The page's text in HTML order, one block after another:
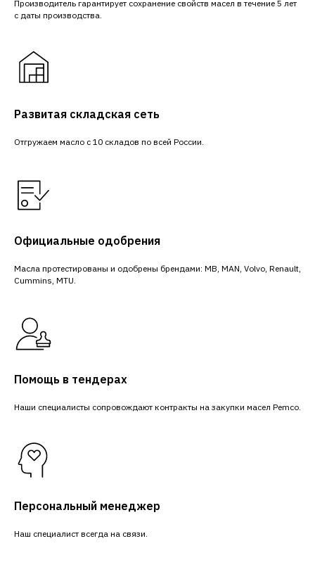
Производитель гарантирует сохранение свойств масел в течение 5 лет
с даты производства.
Развитая складская сеть
Отгружаем масло с 10 складов по всей России.
Официальные одобрения
Масла протестированы и одобрены брендами: MB, MAN, Volvo, Renault,
Cummins, MTU.
Помощь в тендерах
Наши специалисты сопровождают контракты на закупки масел Pemco.
Персональный менеджер
Наш специалист всегда на связи.